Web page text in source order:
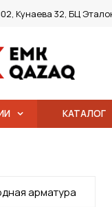
Кунаева 32, БЦ
КАТАЛОГ
арматура